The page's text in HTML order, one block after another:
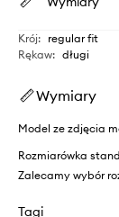
Krój: regular fit
Rękaw: długi
Wymiary
Model ze zdjęcia
Rozmiarówka
Zalecamy wybór
Tagi